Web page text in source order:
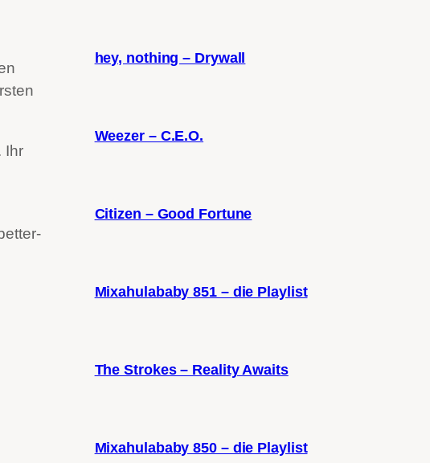
Ihr
hey, nothing – Drywall
Weezer – C.E.O.
Citizen – Good Fortune
Mixahulababy 851 – die Playlist
The Strokes – Reality Awaits
Mixahulababy 850 – die Playlist